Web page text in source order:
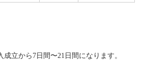
立から7日間〜21日間になります。